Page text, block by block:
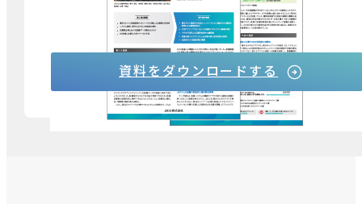
ーが挑むDX 改革 ―セキュリティと利便性の両立
資料をダウンロードする